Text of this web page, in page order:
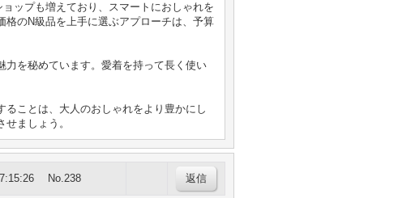
ップも増えており、スマートにおしゃれを
のN級品を上手に選ぶアプローチは、予算
を秘めています。愛着を持って長く使い
ことは、大人のおしゃれをより豊かにし
ましょう。
No.238